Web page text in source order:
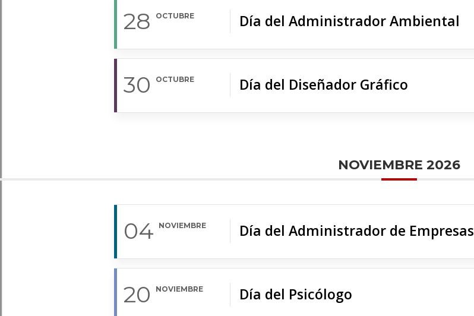
28 OCTUBRE Día del Administrador Ambiental
30 OCTUBRE Día del Diseñador Gráfico
NOVIEMBRE 2026
04 NOVIEMBRE Día del Administrador de Empresas
20 NOVIEMBRE Día del Psicólogo